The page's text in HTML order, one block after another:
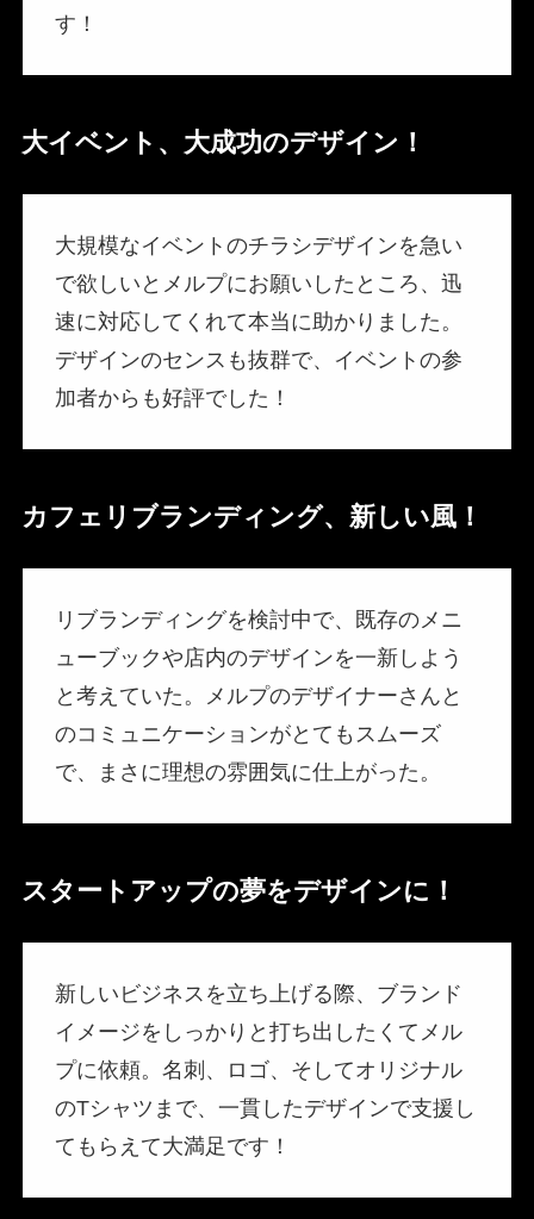
す！
大イベント、大成功のデザイン！
大規模なイベントのチラシデザインを急い
で欲しいとメルプにお願いしたところ、迅
速に対応してくれて本当に助かりました。
デザインのセンスも抜群で、イベントの参
加者からも好評でした！
カフェリブランディング、新しい風！
リブランディングを検討中で、既存のメニ
ューブックや店内のデザインを一新しよう
と考えていた。メルプのデザイナーさんと
のコミュニケーションがとてもスムーズ
で、まさに理想の雰囲気に仕上がった。
スタートアップの夢をデザインに！
新しいビジネスを立ち上げる際、ブランド
イメージをしっかりと打ち出したくてメル
プに依頼。名刺、ロゴ、そしてオリジナル
のTシャツまで、一貫したデザインで支援し
てもらえて大満足です！